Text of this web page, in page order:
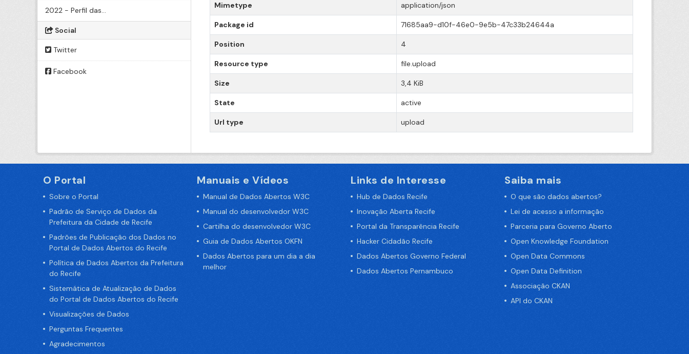
2022 - Perfil das...
Social
Twitter
Facebook
Mimetype application/json
Package id 71685aa9-d10f-46e0-9e5b-47c33b24644a
Position 4
Resource type file.upload
Size 3,4 KiB
State active
Url type upload
O Portal
Sobre o Portal
Padrão de Serviço de Dados da
Prefeitura da Cidade de Recife
Padrões de Publicação dos Dados no
Portal de Dados Abertos do Recife
Política de Dados Abertos da Prefeitura
do Recife
Sistemática de Atualização de Dados
do Portal de Dados Abertos do Recife
Visualizações de Dados
Perguntas Frequentes
Agradecimentos
Manuais e Vídeos
Manual de Dados Abertos W3C
Manual do desenvolvedor W3C
Cartilha do desenvolvedor W3C
Guia de Dados Abertos OKFN
Dados Abertos para um dia a dia
melhor
Links de Interesse
Hub de Dados Recife
Inovação Aberta Recife
Portal da Transparência Recife
Hacker Cidadão Recife
Dados Abertos Governo Federal
Dados Abertos Pernambuco
Saiba mais
O que são dados abertos?
Lei de acesso a informação
Parceria para Governo Aberto
Open Knowledge Foundation
Open Data Commons
Open Data Definition
Associação CKAN
API do CKAN